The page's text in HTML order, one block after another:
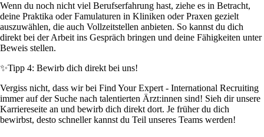
Wenn du noch nicht viel Berufserfahrung hast, ziehe es in Betracht,
deine Praktika oder Famulaturen in Kliniken oder Praxen gezielt
auszuwählen, die auch Vollzeitstellen anbieten. So kannst du dich
direkt bei der Arbeit ins Gespräch bringen und deine Fähigkeiten unter
Beweis stellen.
✨Tipp 4: Bewirb dich direkt bei uns!
Vergiss nicht, dass wir bei Find Your Expert - International Recruiting
immer auf der Suche nach talentierten Ärzt:innen sind! Sieh dir unsere
Karriereseite an und bewirb dich direkt dort. Je früher du dich
bewirbst, desto schneller kannst du Teil unseres Teams werden!